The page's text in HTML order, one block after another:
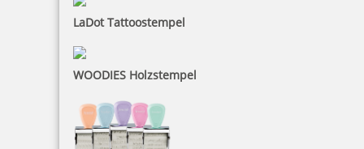
LaDot Tattoostempel
WOODIES Holzstempel
94,15 €
Jetzt gestalten